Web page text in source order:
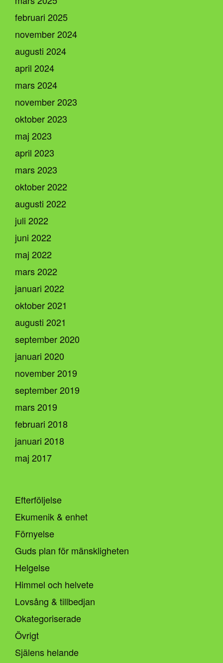
februari 2025
november 2024
augusti 2024
april 2024
mars 2024
november 2023
oktober 2023
maj 2023
april 2023
mars 2023
oktober 2022
augusti 2022
juli 2022
juni 2022
maj 2022
mars 2022
januari 2022
oktober 2021
augusti 2021
september 2020
januari 2020
november 2019
september 2019
mars 2019
februari 2018
januari 2018
maj 2017
Efterföljelse
Ekumenik & enhet
Förnyelse
Guds plan för mänskligheten
Helgelse
Himmel och helvete
Lovsång & tillbedjan
Okategoriserade
Övrigt
Själens helande